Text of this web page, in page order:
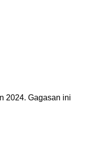
2024. Gagasan ini